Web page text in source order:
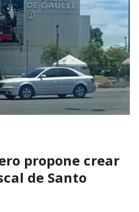
propone crear
de Santo